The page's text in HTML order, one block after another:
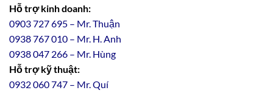
Hỗ trợ kinh doanh:
0903 727 695 – Mr. Thuận
0938 767 010 – Mr. H. Anh
0938 047 266 – Mr. Hùng
Hỗ trợ kỹ thuật:
0932 060 747 – Mr. Quí